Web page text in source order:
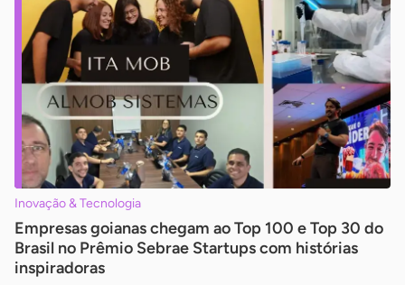
Inovação & Tecnologia
Empresas goianas chegam ao Top 100 e Top 30 do
Brasil no Prêmio Sebrae Startups com histórias
inspiradoras